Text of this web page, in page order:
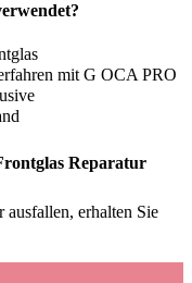
mit G OCA PRO
Reparatur
ausfallen, erhalten Sie